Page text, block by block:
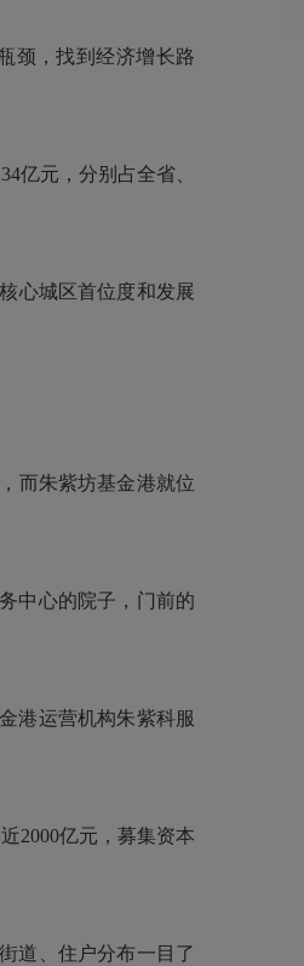
颈，找到经济增长路
亿元，分别占全省、
心城区首位度和发展
而朱紫坊基金港就位
中心的院子，门前的
港运营机构朱紫科服
2000亿元，募集资本
道、住户分布一目了